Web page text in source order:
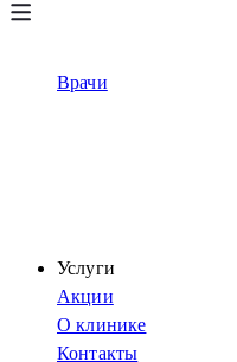
Врачи
Услуги
Акции
О клинике
Контакты